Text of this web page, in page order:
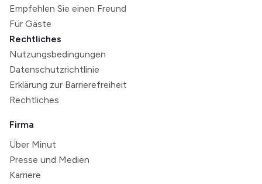
Empfehlen Sie einen Freund
Für Gäste
Rechtliches
Nutzungsbedingungen
Datenschutzrichtlinie
Erklärung zur Barrierefreiheit
Rechtliches
Firma
Über Minut
Presse und Medien
Karriere